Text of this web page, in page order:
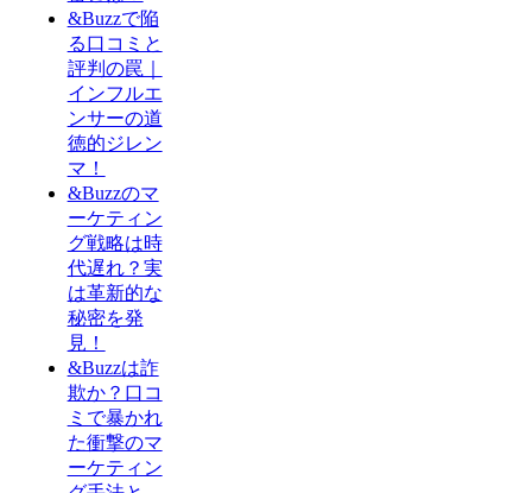
&Buzzで陥
る口コミと
評判の罠｜
インフルエ
ンサーの道
徳的ジレン
マ！
&Buzzのマ
ーケティン
グ戦略は時
代遅れ？実
は革新的な
秘密を発
見！
&Buzzは詐
欺か？口コ
ミで暴かれ
た衝撃のマ
ーケティン